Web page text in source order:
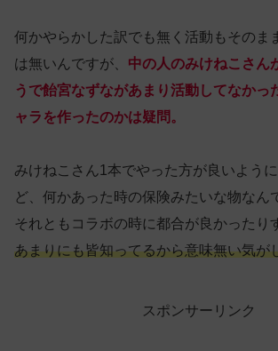
何かやらかした訳でも無く活動もそのま
は無いんですが、 中の人のみけねこさん
うで飴宮なずながあまり活動してなかっ
ャラを作ったのかは疑問。
みけねこさん1本でやった方が良いよう
ど、何かあった時の保険みたいな物なん
それともコラボの時に都合が良かったり
あまりにも皆知ってるから意味無い気が
スポンサーリンク